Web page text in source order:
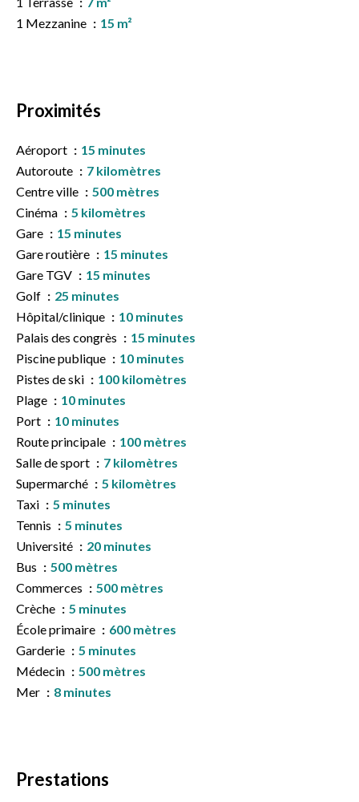
1 Mezzanine
15 m²
Proximités
Aéroport
15 minutes
Autoroute
7 kilomètres
Centre ville
500 mètres
Cinéma
5 kilomètres
Gare
15 minutes
Gare routière
15 minutes
Gare TGV
15 minutes
Golf
25 minutes
Hôpital/clinique
10 minutes
Palais des congrès
15 minutes
Piscine publique
10 minutes
Pistes de ski
100 kilomètres
Plage
10 minutes
Port
10 minutes
Route principale
100 mètres
Salle de sport
7 kilomètres
Supermarché
5 kilomètres
Taxi
5 minutes
Tennis
5 minutes
Université
20 minutes
Bus
500 mètres
Commerces
500 mètres
Crèche
5 minutes
École primaire
600 mètres
Garderie
5 minutes
Médecin
500 mètres
Mer
8 minutes
Prestations